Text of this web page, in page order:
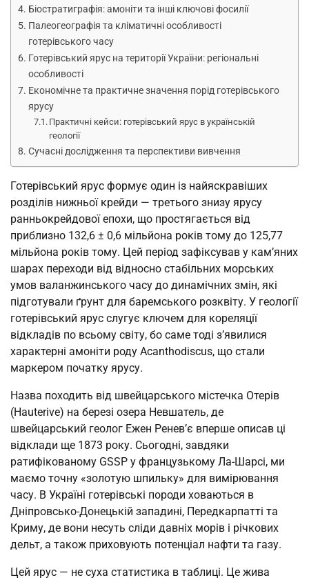
Біостратиграфія: амоніти та інші ключові фосилії
Палеогеографія та кліматичні особливості
готерівського часу
Готерівський ярус на території України: регіональні
особливості
Економічне та практичне значення порід готерівського
ярусу
Практичні кейси: готерівський ярус в українській
геології
Сучасні дослідження та перспективи вивчення
Готерівський ярус формує один із найяскравіших
розділів нижньої крейди — третього знизу ярусу
ранньокрейдової епохи, що простягається від
приблизно 132,6 ± 0,6 мільйона років тому до 125,77
мільйона років тому. Цей період зафіксував у кам’яних
шарах переходи від відносно стабільних морських
умов валанжинського часу до динамічних змін, які
підготували ґрунт для баремського розквіту. У геології
готерівський ярус слугує ключем для кореляції
відкладів по всьому світу, бо саме тоді з’явилися
характерні амоніти роду Acanthodiscus, що стали
маркером початку ярусу.
Назва походить від швейцарського містечка Отерів
(Hauterive) на березі озера Невшатель, де
швейцарський геолог Ежен Ренев’є вперше описав ці
відклади ще 1873 року. Сьогодні, завдяки
ратифікованому GSSP у французькому Ла-Шарсі, ми
маємо точну «золотую шпильку» для вимірювання
часу. В Україні готерівські породи ховаються в
Дніпровсько-Донецькій западині, Передкарпатті та
Криму, де вони несуть сліди давніх морів і річкових
дельт, а також приховують потенціал нафти та газу.
Цей ярус — не суха статистика в таблиці. Це жива